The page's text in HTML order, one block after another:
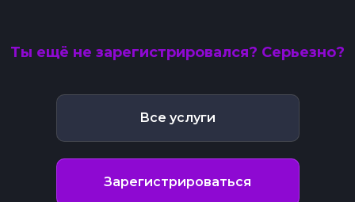
Ты ещё не зарегистрировался? Серьезно?
Все услуги
Зарегистрироваться